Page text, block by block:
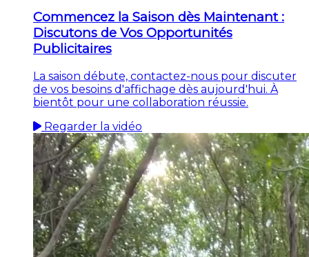
Commencez la Saison dès Maintenant :
Discutons de Vos Opportunités
Publicitaires
La saison débute, contactez-nous pour discuter
de vos besoins d'affichage dès aujourd'hui. À
bientôt pour une collaboration réussie.
Regarder la vidéo